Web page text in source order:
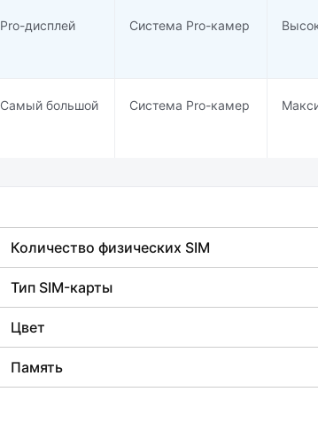
Pro-дисплей Система Pro-камер
Самый большой Система Pro-камер
Количество физических SIM
Тип SIM-карты
Цвет
Память